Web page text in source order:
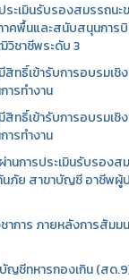
ระเมินรับรองสมรรถนะ
คพื้นและสนับสนุนการ
ชาชีพระดับ 3
สิทธิ์เข้ารับการอบรมเ
ารทำงาน
สิทธิ์เข้ารับการอบรมเ
ารทำงาน
นการประเมินรับรองส
นภัย สาขาบัญชี อาชีพ
าการ ภายหลังการสัมม
ญชีทหารกองเกิน (สด